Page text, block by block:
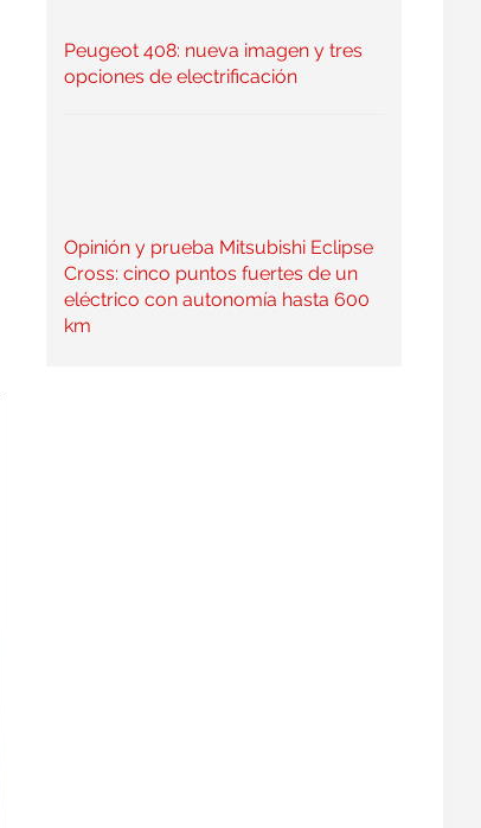
Peugeot 408: nueva imagen y tres
opciones de electrificación
Opinión y prueba Mitsubishi Eclipse
Cross: cinco puntos fuertes de un
eléctrico con autonomía hasta 600
km